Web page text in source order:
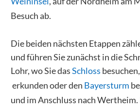
Besuch ab.
Die beiden nächsten Etappen
und führen Sie zunächst in die
Lohr, wo Sie dasSchloss
erkunden oder den Bayersturm
und im Anschluss nach